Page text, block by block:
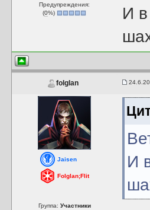
Предупреждения:
(0%)
И
folglan
Jaisen
Folglan;Flit
Группа: Участники
И